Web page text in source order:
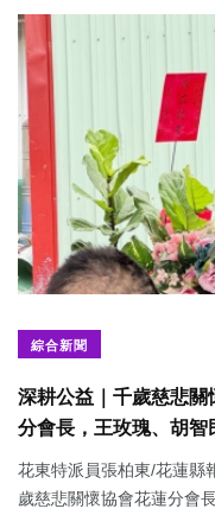
綜合新聞
深耕公益｜千歲慈悲
分會長，王玫瑰、胡智
花東特派員張柏東/花蓮縣
歲慈悲關懷協會花蓮分會